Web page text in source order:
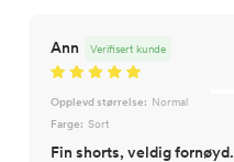
Ann Verifisert kunde
Opplevd størrelse: Normal
Farge: Sort
Fin shorts, veldig fornøyd.